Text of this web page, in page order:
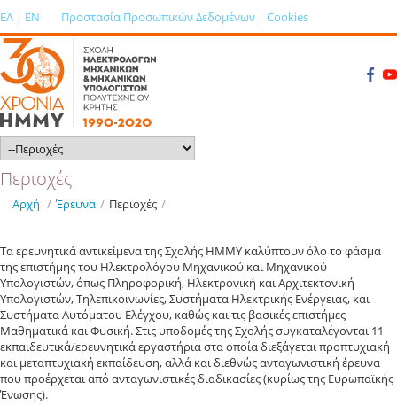
ΕΛ | EN Προστασία Προσωπικών Δεδομένων | Cookies
Περιοχές
Αρχή / Έρευνα / Περιοχές /
Τα ερευνητικά αντικείμενα της Σχολής ΗΜΜΥ καλύπτουν όλο το φάσμα
της επιστήμης του Ηλεκτρολόγου Μηχανικού και Μηχανικού
Υπολογιστών, όπως Πληροφορική, Ηλεκτρονική και Αρχιτεκτονική
Υπολογιστών, Τηλεπικοινωνίες, Συστήματα Ηλεκτρικής Ενέργειας, και
Συστήματα Αυτόματου Ελέγχου, καθώς και τις βασικές επιστήμες
Μαθηματικά και Φυσική. Στις υποδομές της Σχολής συγκαταλέγονται 11
εκπαιδευτικά/ερευνητικά εργαστήρια στα οποία διεξάγεται προπτυχιακή
και μεταπτυχιακή εκπαίδευση, αλλά και διεθνώς ανταγωνιστική έρευνα
που προέρχεται από ανταγωνιστικές διαδικασίες (κυρίως της Ευρωπαϊκής
Ένωσης).